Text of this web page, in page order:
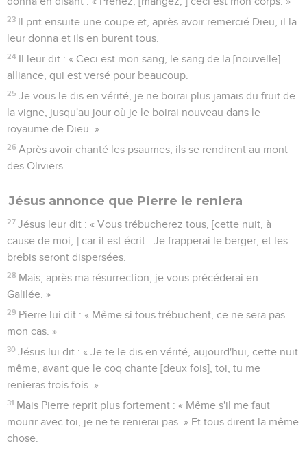
23 Il prit ensuite une coupe et, après avoir remercié Dieu, il la
leur donna et ils en burent tous.
24 Il leur dit : « Ceci est mon sang, le sang de la [nouvelle]
alliance, qui est versé pour beaucoup.
25 Je vous le dis en vérité, je ne boirai plus jamais du fruit de
la vigne, jusqu'au jour où je le boirai nouveau dans le
royaume de Dieu. »
26 Après avoir chanté les psaumes, ils se rendirent au mont
des Oliviers.
Jésus annonce que Pierre le reniera
27 Jésus leur dit : « Vous trébucherez tous, [cette nuit, à
cause de moi, ] car il est écrit : Je frapperai le berger, et les
brebis seront dispersées.
28 Mais, après ma résurrection, je vous précéderai en
Galilée. »
29 Pierre lui dit : « Même si tous trébuchent, ce ne sera pas
mon cas. »
30 Jésus lui dit : « Je te le dis en vérité, aujourd'hui, cette nuit
même, avant que le coq chante [deux fois], toi, tu me
renieras trois fois. »
31 Mais Pierre reprit plus fortement : « Même s'il me faut
mourir avec toi, je ne te renierai pas. » Et tous dirent la même
chose.